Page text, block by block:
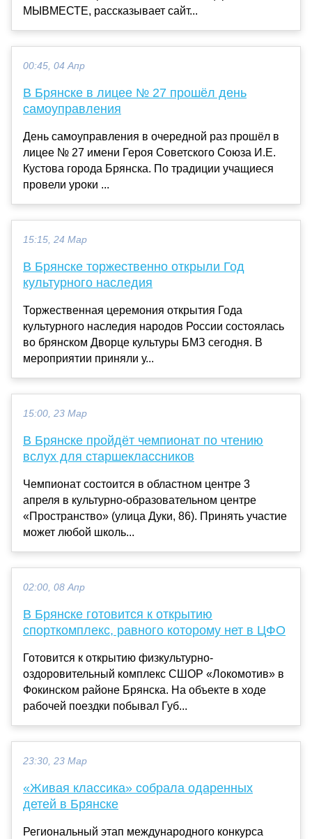
МЫВМЕСТЕ, рассказывает сайт...
00:45, 04 Апр
В Брянске в лицее № 27 прошёл день
самоуправления
День самоуправления в очередной раз прошёл в
лицее № 27 имени Героя Советского Союза И.Е.
Кустова города Брянска. По традиции учащиеся
провели уроки ...
15:15, 24 Мар
В Брянске торжественно открыли Год
культурного наследия
Торжественная церемония открытия Года
культурного наследия народов России состоялась
во брянском Дворце культуры БМЗ сегодня. В
мероприятии приняли у...
15:00, 23 Мар
В Брянске пройдёт чемпионат по чтению
вслух для старшеклассников
Чемпионат состоится в областном центре 3
апреля в культурно-образовательном центре
«Пространство» (улица Дуки, 86). Принять участие
может любой школь...
02:00, 08 Апр
В Брянске готовится к открытию
спорткомплекс, равного которому нет в ЦФО
Готовится к открытию физкультурно-
оздоровительный комплекс СШОР «Локомотив» в
Фокинском районе Брянска. На объекте в ходе
рабочей поездки побывал Губ...
23:30, 23 Мар
«Живая классика» собрала одаренных
детей в Брянске
Региональный этап международного конкурса